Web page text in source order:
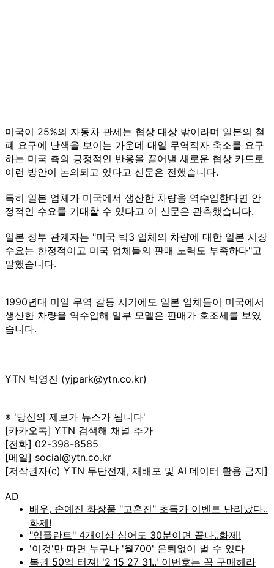
미국이 25%의 자동차 관세는 협상 대상 밖이라며 일본의 철
폐 요구에 난색을 보이는 가운데 대일 무역적자 축소를 요구
하는 미국 측의 긍정적인 반응을 끌어낼 새로운 협상 카드로
이런 방안이 논의되고 있다고 신문은 전했습니다.
특히 일본 업체가 미국에서 생산한 차량을 역수입한다면 안
정적인 수요를 기대할 수 있다고 이 신문은 관측했습니다.
일본 정부 관계자는 "미국 빅3 업체의 차량에 대한 일본 시장
수요는 한정적이고 미국 업체들의 판매 노력도 부족하다"고
말했습니다.
1990년대 미일 무역 갈등 시기에도 일본 업체들이 미국에서
생산한 차량을 역수입해 일부 모델은 판매가 호조세를 보였
습니다.
YTN 박영진 (yjpark@ytn.co.kr)
※ '당신의 제보가 뉴스가 됩니다'
[카카오톡] YTN 검색해 채널 추가
[전화] 02-398-8585
[메일] social@ytn.co.kr
[저작권자(c) YTN 무단전재, 재배포 및 AI 데이터 활용 금지]
AD